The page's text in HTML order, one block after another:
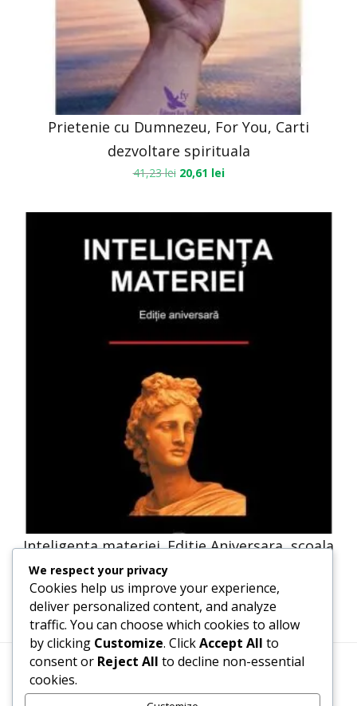
Prietenie cu Dumnezeu, For You, Carti
dezvoltare spirituala
41,23lei 20,61 lei
Inteligenta materiei. Editie Aniversara, scoala
ardeleana, Filozofie
Termeni, Condiții & Protecția Datelor (GDPR)
We respect your privacy
Cookies help us improve your experience,
deliver personalized content, and analyze
traffic. You can choose which cookies to allow
by clicking Customize. ClickAccept All to
consent or Reject All to decline non-essential
cookies.